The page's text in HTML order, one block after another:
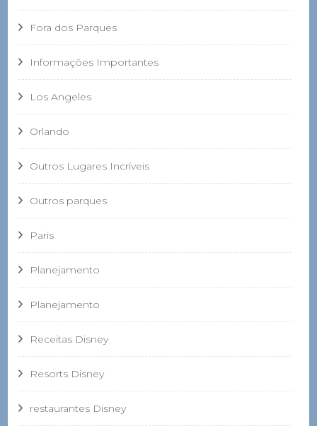
Fora dos Parques
Informações Importantes
Los Angeles
Orlando
Outros Lugares Incríveis
Outros parques
Paris
Planejamento
Planejamento
Receitas Disney
Resorts Disney
restaurantes Disney